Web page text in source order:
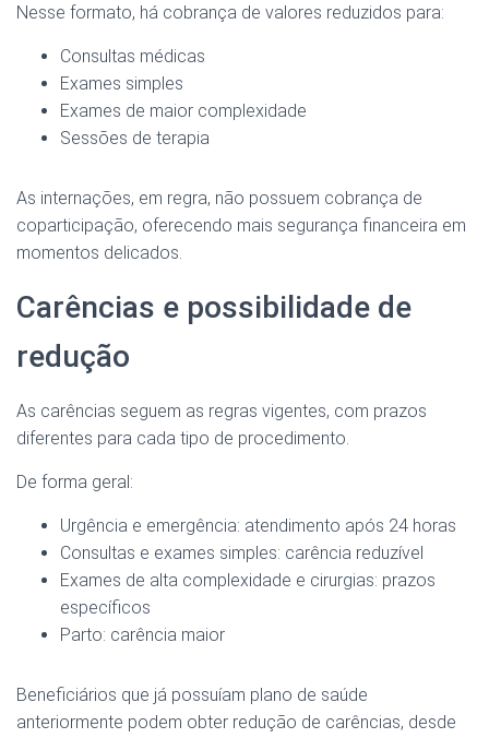
Nesse formato, há cobrança de valores reduzidos para:
Consultas médicas
Exames simples
Exames de maior complexidade
Sessões de terapia
As internações, em regra, não possuem cobrança de
coparticipação, oferecendo mais segurança financeira em
momentos delicados.
Carências e possibilidade de
redução
As carências seguem as regras vigentes, com prazos
diferentes para cada tipo de procedimento.
De forma geral:
Urgência e emergência: atendimento após 24 horas
Consultas e exames simples: carência reduzível
Exames de alta complexidade e cirurgias: prazos
específicos
Parto: carência maior
Beneficiários que já possuíam plano de saúde
anteriormente podem obter redução de carências, desde